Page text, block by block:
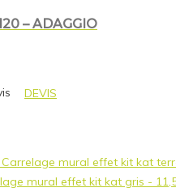
– ADAGGIO
DEVIS
Carrelage mural effet kit kat
mural effet kit kat gris -